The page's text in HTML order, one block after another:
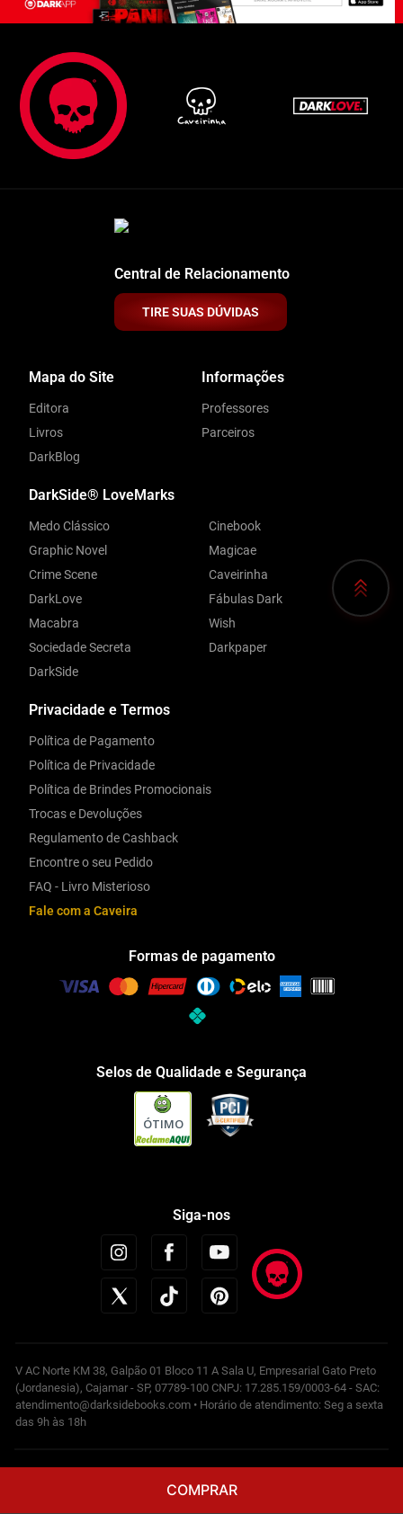
COMPRAR
Central de Relacionamento
TIRE SUAS DÚVIDAS
Privacidade e Termos
Política de Pagamento
Política de Privacidade
Política de Brindes Promocionais
Trocas e Devoluções
Regulamento de Cashback
Encontre o seu Pedido
FAQ - Livro Misterioso
Fale com a Caveira
Mapa do Site
Editora
Livros
DarkBlog
Informações
Professores
Parceiros
DarkSide® LoveMarks
Medo Clássico
Graphic Novel
Crime Scene
DarkLove
Macabra
Sociedade Secreta
DarkSide
Cinebook
Magicae
Caveirinha
Fábulas Dark
Wish
Darkpaper
Formas de pagamento
Selos de Qualidade e Segurança
ÓTIMO
Siga-nos
V AC Norte KM 38, Galpão 01 Bloco 11 A Sala U, Empresarial Gato Preto
(Jordanesia), Cajamar - SP, 07789-100 CNPJ: 17.285.159/0003-64 - SAC:
atendimento@darksidebooks.com • Horário de atendimento: Seg a sexta
das 9h às 18h